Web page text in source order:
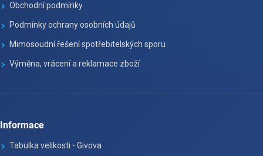
Obchodní podmínky
Podmínky ochrany osobních údajů
Mimosoudní řešení spotřebitelských sporu
Výměna, vrácení a reklamace zboží
Informace
Tabulka velikosti - Givova